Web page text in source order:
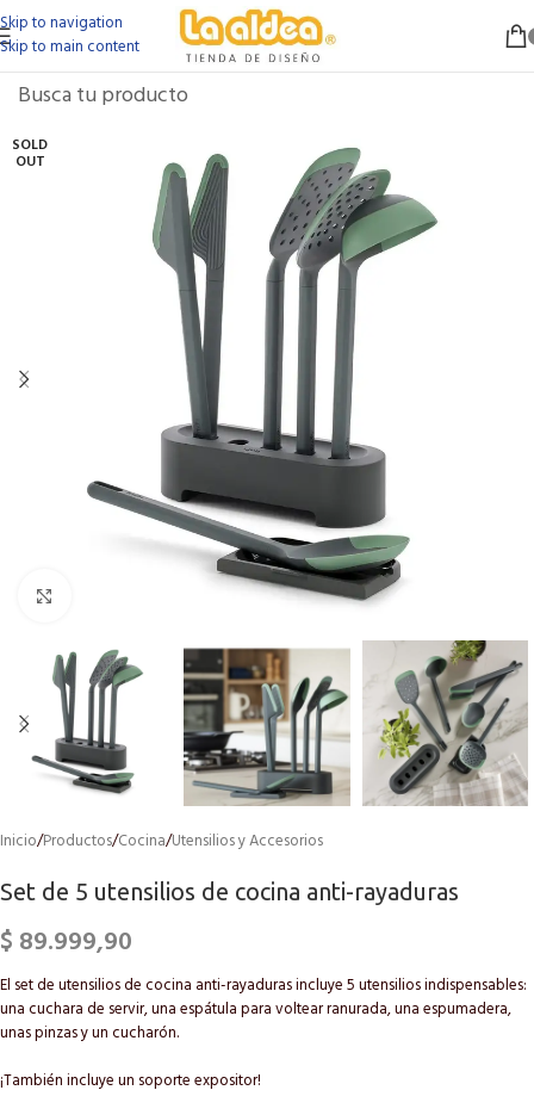
Skip to navigation
Skip to main content
SOLD
OUT
Inicio/Productos/Cocina/Utensilios y Accesorios
Set de 5 utensilios de cocina anti-rayaduras
$ 89.999,90
El set de utensilios de cocina anti-rayaduras incluye 5 utensilios indispensables:
una cuchara de servir, una espátula para voltear ranurada, una espumadera,
unas pinzas y un cucharón.
¡También incluye un soporte expositor!